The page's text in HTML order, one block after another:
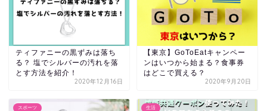
ティファニーの黒ずみは落ち
る？ 塩でシルバーの汚れを落
とす方法を紹介！
2020年12月16日
【東京】GoToEatキャンペー
ンはいつから始まる？食事券
はどこで買える？
2020年9月20日
スポーツ 生活